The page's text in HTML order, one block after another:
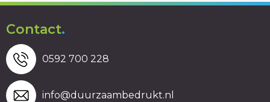
Contact.
0592 700 228
info@duurzaambedrukt.nl